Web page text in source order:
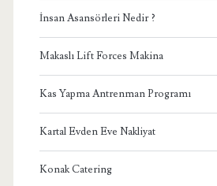
İnsan Asansörleri Nedir ?
Makaslı Lift Forces Makina
Kas Yapma Antrenman Programı
Kartal Evden Eve Nakliyat
Konak Catering